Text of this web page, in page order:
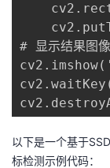
# 显示结果图像
以下是一个基于
标检测示例代码：